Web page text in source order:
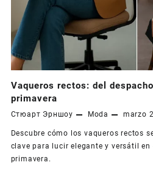
Vaqueros rectos: del
primavera
Стюарт Эрншоу Moda marzo
Descubre cómo los vaqueros rectos
clave para lucir elegante y versátil
primavera.